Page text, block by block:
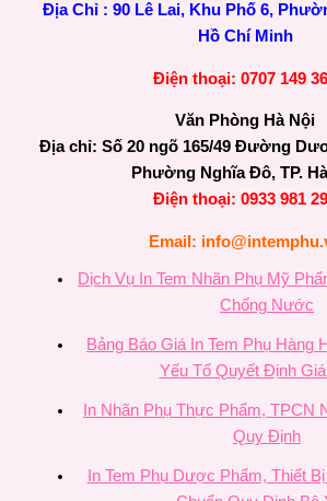
Địa Chỉ : 90 Lê Lai, Khu Phố 6,
Hồ Chí Minh
Điện thoại: 0707 149
Văn Phòng Hà Nội
Địa chỉ: Số 20 ngõ 165/49 Đường
Phường Nghĩa Đô, TP.
Điện thoại: 0933 981
Email:
Dịch Vụ In Tem Nhãn Phụ Mỹ
Chống Nước
Bảng Báo Giá In Tem Phụ Hàng
Yếu Tố Quyết Định
In Nhãn Phụ Thực Phẩm, TPCN
Quy Định
In Tem Phụ Dược Phẩm, Thiết